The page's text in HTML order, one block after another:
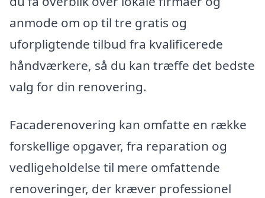
anmode om op til tre gratis og
uforpligtende tilbud fra kvalificerede
håndværkere, så du kan træffe det bedste
valg for din renovering.
Facaderenovering kan omfatte en række
forskellige opgaver, fra reparation og
vedligeholdelse til mere omfattende
renoveringer, der kræver professionel